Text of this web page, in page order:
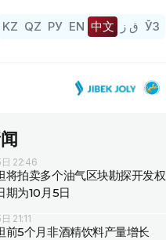
KZ QZ РУ EN 中文 ق ز ЎЗ
22:46
将拍卖多个油气区块勘探开发权
期为10月5日
21:11
前5个月非酒精饮料产量增长